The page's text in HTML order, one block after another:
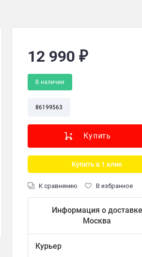
12 990 ₽
В наличии
86199563
Купить в 1 клик
К сравнению В избранное
Информация о доставке
Москва
Курьер
кофемолкой - 1 шт; Кувшин - 1 шт;
при нажатии на кнопки